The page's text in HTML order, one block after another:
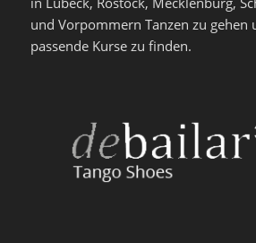
und Vorpommern Tanzen zu gehen
passende Kurse zu finden.